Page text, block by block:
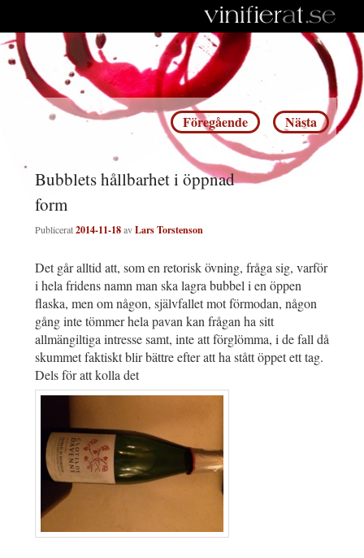
Inläggsnavigering
Föregående Nästa
Bubblets hållbarhet i öppnad
form
Publicerat2014-11-18avLars Torstenson
Det går alltid att, som en retorisk övning, fråga sig, varför
i hela fridens namn man ska lagra bubbel i en öppen
flaska, men om någon, självfallet mot förmodan, någon
gång inte tömmer hela pavan kan frågan ha sitt
allmängiltiga intresse samt, inte att förglömma, i de fall då
skummet faktiskt blir bättre efter att ha stått öppet ett tag.
Dels för att kolla det